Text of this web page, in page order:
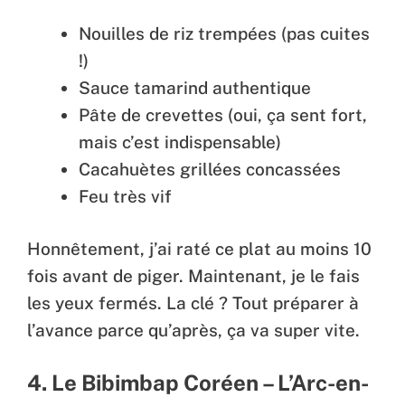
Nouilles de riz trempées (pas cuites
!)
Sauce tamarind authentique
Pâte de crevettes (oui, ça sent fort,
mais c’est indispensable)
Cacahuètes grillées concassées
Feu très vif
Honnêtement, j’ai raté ce plat au moins 10
fois avant de piger. Maintenant, je le fais
les yeux fermés. La clé ? Tout préparer à
l’avance parce qu’après, ça va super vite.
4. Le Bibimbap Coréen – L’Arc-en-